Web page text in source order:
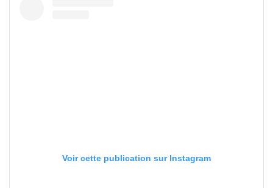
Voir cette publication sur Instagram